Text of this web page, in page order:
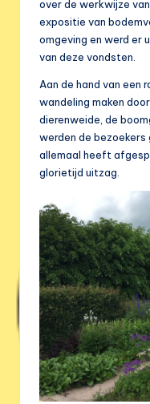
over de werkwijze
expositie van
omgeving en werd er
van deze vondsten.
Aan de hand van een
wandeling maken
dierenweide, de
werden de
allemaal heeft
glorietijd uitzag.